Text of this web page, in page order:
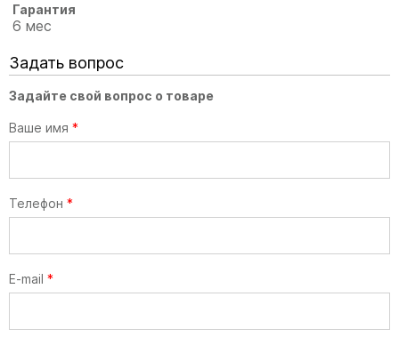
Гарантия
6 мес
Задать вопрос
Задайте свой вопрос о товаре
Ваше имя *
Телефон *
E-mail *